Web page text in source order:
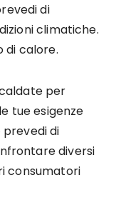
di
climatiche.
di calore.
per
tue esigenze
di
diversi
consumatori